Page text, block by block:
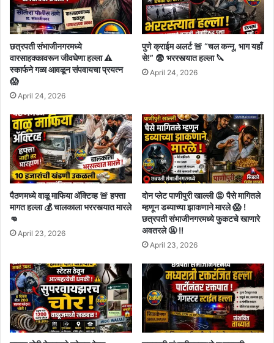
छत्रपती संभाजीनगरमध्ये
वारसाहक्कावरून जीवघेणा हल्ला ⚠️
स्कार्फने गळा आवळून संपवायचा प्रयत्न
😱
April 24, 2026
पुणे क्राईम अलर्ट 🚨 “चल कन्नू, भाग यहाँ
से!” 😨 भररस्त्यात हल्ला 🔪
April 24, 2026
पैठणमध्ये वाळू माफिया अ‍ॅक्टिव्ह 🚨 हफ्ता
मागत हल्ला 💰 चालकाला भररस्त्यात मारले
👊
April 23, 2026
दोन प्लेट पाणीपुरी खाल्ली 😡 पैसे मागितले
म्हणून डब्याच्या झाकणाने मारले 😱 !
छत्रपती संभाजीनगरमध्ये फुकटचे खाणारे
अवतरले 🤬 !!
April 23, 2026